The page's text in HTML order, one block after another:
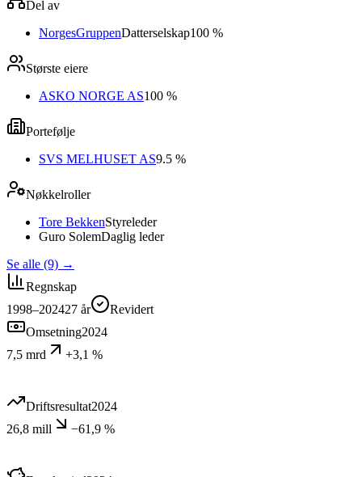
Del av
NorgesGruppenDatterselskap100 %
Største eiere
ASKO NORGE AS100 %
Portefølje
SVS MELHUSET AS9.5 %
Nøkkelroller
Tore BekkenStyreleder
Guro SolemDaglig leder
Se alle (9) →
Regnskap
1998–202427 år
Revidert
Omsetning2024
7,5 mrd
+3,1 %
Driftsresultat2024
26,8 mill
−61,9 %